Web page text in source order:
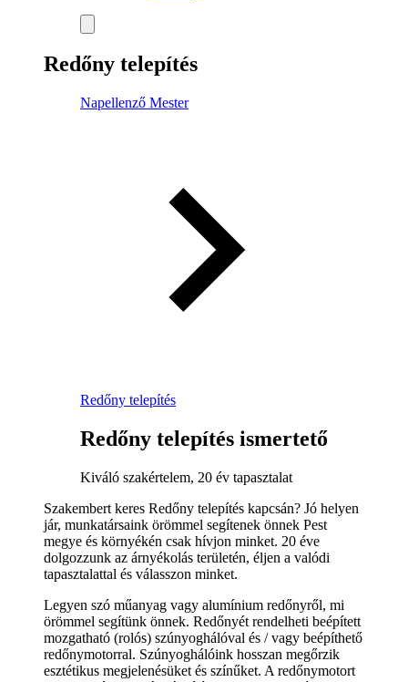
Redőny telepítés
Napellenző Mester
Redőny telepítés
Redőny telepítés ismertető
Kiváló szakértelem, 20 év tapasztalat
Szakembert keres Redőny telepítés kapcsán? Jó helyen
jár, munkatársaink örömmel segítenek önnek Pest
megye és környékén csak hívjon minket. 20 éve
dolgozzunk az árnyékolás területén, éljen a valódi
tapasztalattal és válasszon minket.
Legyen szó műanyag vagy alumínium redőnyről, mi
örömmel segítünk önnek. Redőnyét rendelheti beépített
mozgatható (rolós) szúnyoghálóval és / vagy beépíthető
redőnymotorral. Szúnyoghálóink hosszan megőrzik
esztétikus megjelenésüket és színűket. A redőnymotort